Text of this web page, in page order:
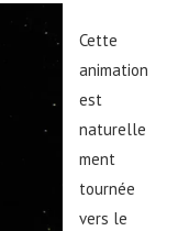
Cette
animation
est
naturelle
ment
tournée
vers le